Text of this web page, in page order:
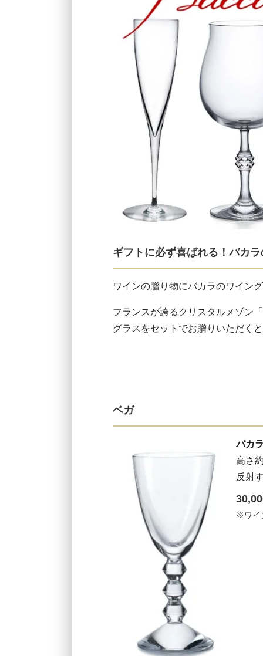
ギフトに必ず喜ばれる！バカ
ワインの贈り物にバカラのワイン
フランスが誇るクリスタルメゾン
グラスをセットでお贈りいただく
ベガ
バカ
高さ
反射
※ワイ